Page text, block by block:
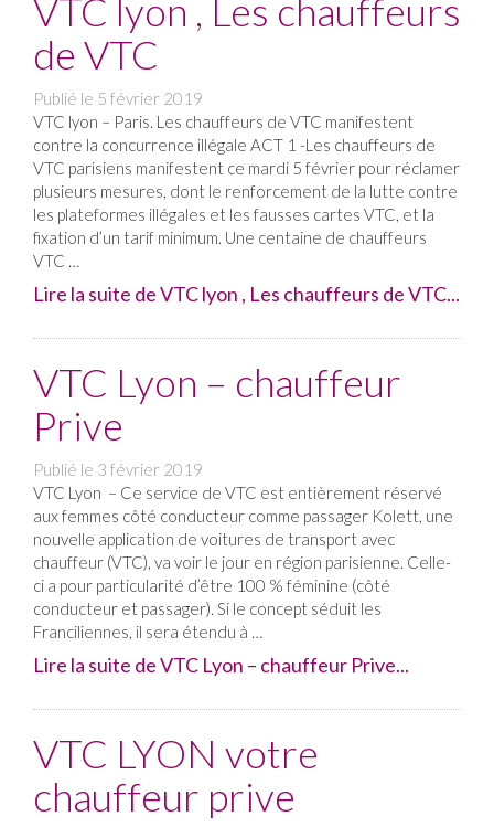
VTC lyon , Les chauffeurs
de VTC
Publié le 5 février 2019
VTC lyon – Paris. Les chauffeurs de VTC manifestent
contre la concurrence illégale ACT 1 -Les chauffeurs de
VTC parisiens manifestent ce mardi 5 février pour réclamer
plusieurs mesures, dont le renforcement de la lutte contre
les plateformes illégales et les fausses cartes VTC, et la
fixation d’un tarif minimum. Une centaine de chauffeurs
VTC …
Lire la suite de VTC lyon , Les chauffeurs de VTC...
VTC Lyon – chauffeur
Prive
Publié le 3 février 2019
VTC Lyon – Ce service de VTC est entièrement réservé
aux femmes côté conducteur comme passager Kolett, une
nouvelle application de voitures de transport avec
chauffeur (VTC), va voir le jour en région parisienne. Celle-
ci a pour particularité d’être 100 % féminine (côté
conducteur et passager). Si le concept séduit les
Franciliennes, il sera étendu à …
Lire la suite de VTC Lyon – chauffeur Prive...
VTC LYON votre
chauffeur prive